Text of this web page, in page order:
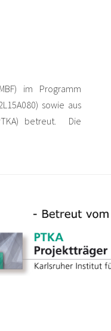
im Programm
sowie aus
betreut. Die